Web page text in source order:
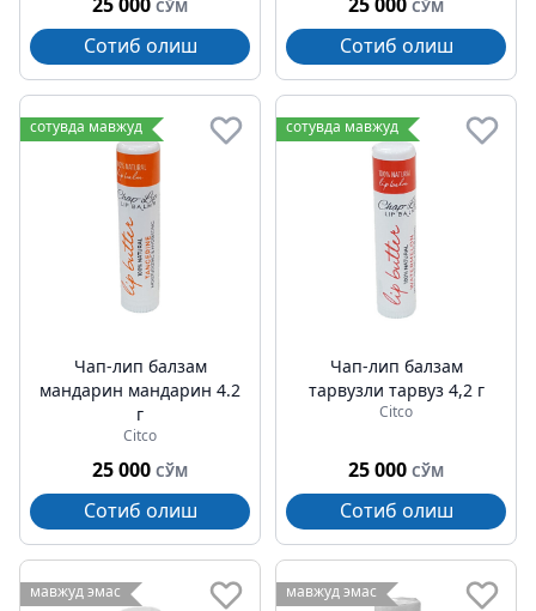
СЎМ
Сотиб олиш
СЎМ
Сотиб олиш
сотувда мавжуд
Чап-лип балзам
мандарин мандарин 4.2
г
Citco
25 000 СЎМ
Сотиб олиш
сотувда мавжуд
Чап-лип балзам
тарвузли тарвуз 4,2 г
Citco
25 000 СЎМ
Сотиб олиш
мавжуд эмас мавжуд эмас